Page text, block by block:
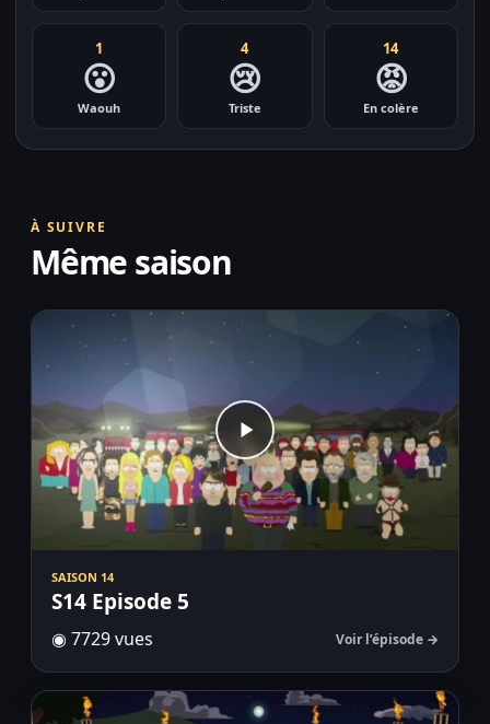
1
😮
Waouh
4
😢
Triste
14
😡
En colère
À SUIVRE
Même saison
SAISON 14
S14 Episode 5
◉ 7729 vues Voir l’épisode →